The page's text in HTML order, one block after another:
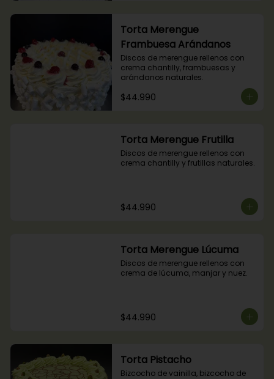
Torta Merengue
Frambuesa Arándanos
Discos de merengue rellenos con
crema chantilly, frambuesas y
arándanos naturales.
$44.990
Torta Merengue Frutilla
Discos de merengue rellenos con
crema chantilly y frutillas naturales.
$44.990
Torta Merengue Lúcuma
Discos de merengue rellenos con
crema de lúcuma, manjar y nuez.
$44.990
Torta Pistacho
Bizcocho de vainilla, bizcocho de